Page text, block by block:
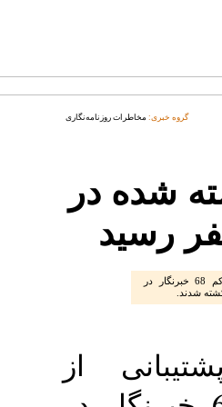
گروه خبری: مخاطرات روزنامه‌نگاری
شده در
طبق اعلام کمیته پشتیبانی از خبرنگاران، دست کم 68 خبرنگار در
شدند.
از